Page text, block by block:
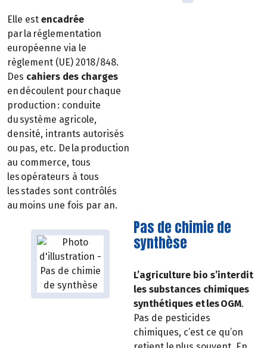
Elle est encadrée
par la réglementation
européenne via le
règlement (UE) 2018/848.
Des cahiers des charges
en découlent pour chaque
production : conduite
du système agricole,
densité, intrants autorisés
ou pas, etc. De la production
au commerce, tous
les opérateurs à tous
les stades sont contrôlés
au moins une fois par an.
Pas de chimie de
synthèse
L’agriculture bio s’interdit
les substances chimiques
synthétiques et les OGM.
Pas de pesticides
chimiques, c’est ce qu’on